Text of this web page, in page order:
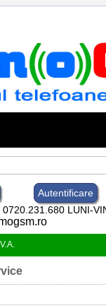
Autentificare
0720.231.680 LUNI-